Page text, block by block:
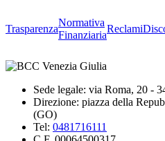
Trasparenza
Normativa
Finanziaria
Reclami
Sede legale: via Roma, 20 -
Direzione: piazza della
(GO)
Tel: 0481716111